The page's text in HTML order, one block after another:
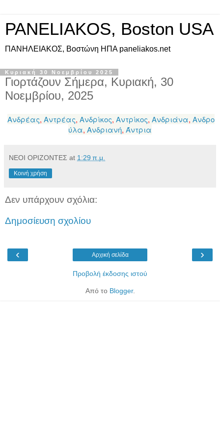
PANELIAKOS, Boston USA
ΠAΝΗΛΕΙΑΚΟΣ, Βοστώνη ΗΠΑ paneliakos.net
Κυριακή 30 Νοεμβρίου 2025
Γιορτάζουν Σήμερα, Κυριακή, 30
Νοεμβρίου, 2025
Ανδρέας, Αντρέας, Ανδρίκος, Αντρίκος, Ανδριάνα, Ανδρο
ύλα, Ανδριανή, Άντρια
ΝΕΟΙ ΟΡΙΖΟΝΤΕΣ at 1:29 π.μ.
Κοινή χρήση
Δεν υπάρχουν σχόλια:
Δημοσίευση σχολίου
‹ ›
Αρχική σελίδα
Προβολή έκδοσης ιστού
Από το Blogger.